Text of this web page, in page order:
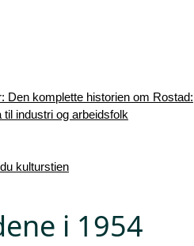
Den komplette historien om Rostad:
industri og arbeidsfolk
kulturstien
i 1954